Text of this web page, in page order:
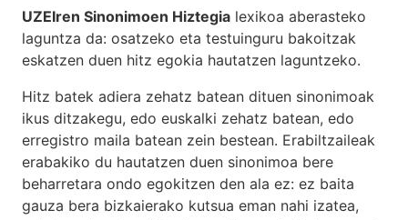
UZEIren Sinonimoen Hiztegia lexikoa aberasteko
laguntza da: osatzeko eta testuinguru bakoitzak
eskatzen duen hitz egokia hautatzen laguntzeko.
Hitz batek adiera zehatz batean dituen sinonimoak
ikus ditzakegu, edo euskalki zehatz batean, edo
erregistro maila batean zein bestean. Erabiltzaileak
erabakiko du hautatzen duen sinonimoa bere
beharretara ondo egokitzen den ala ez: ez baita
gauza bera bizkaierako kutsua eman nahi izatea,